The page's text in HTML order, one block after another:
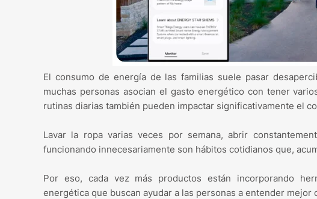
El consumo de energía de las familias suele pasar
muchas personas asocian el gasto energético con tener
rutinas diarias también pueden impactar significativamente el
Lavar la ropa varias veces por semana, abrir
funcionando innecesariamente son hábitos cotidianos que,
Por eso, cada vez más productos están incorporando
energética que buscan ayudar a las personas a entender